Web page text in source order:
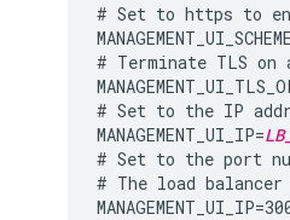
# Set to https to
# Terminate TLS on
# Set to the IP
MANAGEMENT_UI_IP=
# Set to the port
# The load balancer